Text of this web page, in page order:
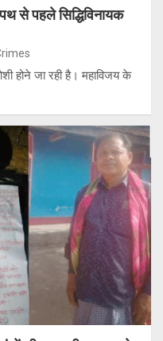
से पहले सिद्धिविनायक
होने जा रही है। महाविजय के